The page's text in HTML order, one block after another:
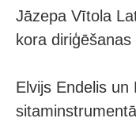
Jāzepa Vītola
kora diriģēšanas
Elvijs Endelis